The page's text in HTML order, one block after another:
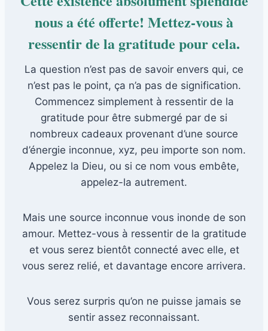
nous a été offerte! Mettez-vous à
ressentir de la gratitude pour cela.
La question n’est pas de savoir envers qui, ce
n’est pas le point, ça n’a pas de signification.
Commencez simplement à ressentir de la
gratitude pour être submergé par de si
nombreux cadeaux provenant d’une source
d’énergie inconnue, xyz, peu importe son nom.
Appelez la Dieu, ou si ce nom vous embête,
appelez-la autrement.
Mais une source inconnue vous inonde de son
amour. Mettez-vous à ressentir de la gratitude
et vous serez bientôt connecté avec elle, et
vous serez relié, et davantage encore arrivera.
Vous serez surpris qu’on ne puisse jamais se
sentir assez reconnaissant.